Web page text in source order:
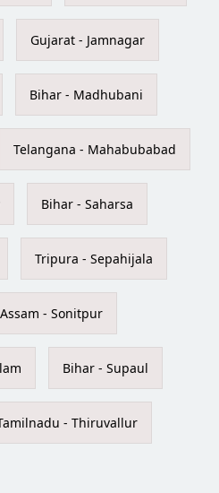
Gujarat - Jamnagar
Bihar - Madhubani
Telangana - Mahabubabad
Bihar - Saharsa
Tripura - Sepahijala
Assam - Sonitpur
Bihar - Supaul
- Thiruvallur